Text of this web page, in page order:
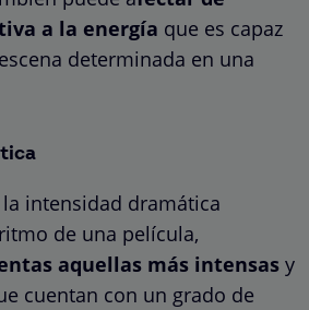
a la energía que es capaz
determinada en una
intensidad dramática
de una película,
aquellas más intensas y
cuentan con un grado de